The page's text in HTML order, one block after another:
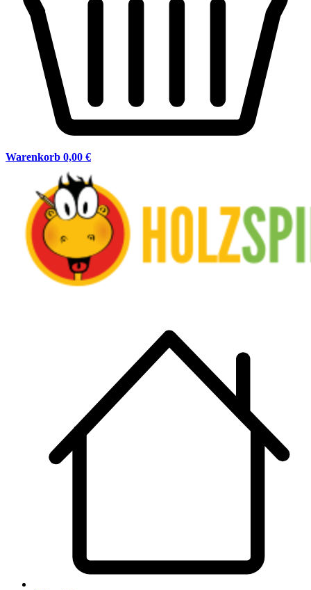
Warenkorb 0,00 €